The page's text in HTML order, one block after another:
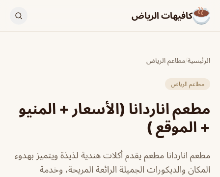
كافيهات الرياض
الرئيسية/مطاعم الرياض
مطاعم الرياض
مطعم اناردانا (الأسعار + المنيو
+ الموقع )
مطعم اناردانا مطعم يقدم أكلات هندية لذيذة ويتميز بهدوء
المكان والديكورات الجميلة الرائعة المريحة، وخدمة